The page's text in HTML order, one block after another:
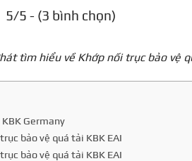
5/5 - (3 bình chọn)
tìm hiểu về Khớp nối trục bảo vệ
Germany
bảo vệ quá tải KBK EAI
bảo vệ quá tải KBK EAI